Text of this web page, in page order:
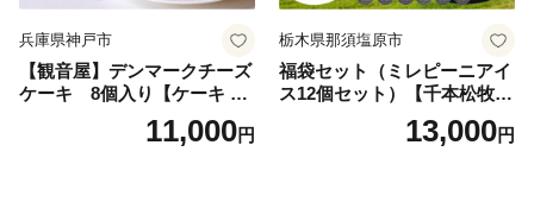
兵庫県神戸市
【観音屋】デンマークチーズ
ケーキ 8個入り【ケーキ チ
ーズケーキ 人気スイーツ お
すすめスイーツ 神戸スイー
11,000円
栃木県那須塩原市
福袋セット（ミレピーニアイ
ス12個セット）【千本松牧
場】 ns025-014-12 【デザー
ト 詰め合わせ ギフト】
13,000円